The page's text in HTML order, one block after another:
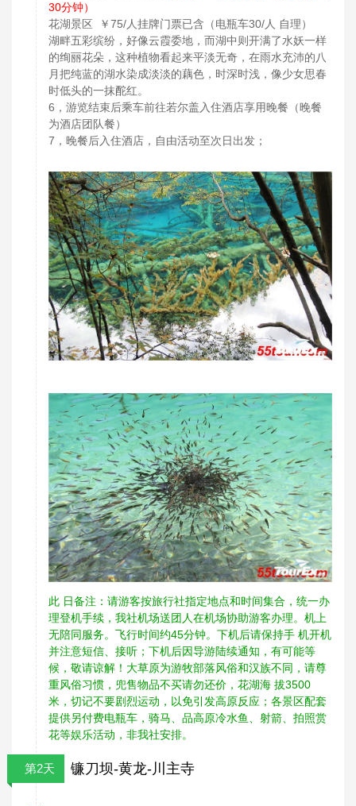
30分钟）
花湖景区 ￥75/人挂牌门票已含（电瓶车30/人 自理）
湖畔五彩缤纷，好像云霞委地，而湖中则开满了水妖一样
的绚丽花朵，这种植物看起来平淡无奇，在雨水充沛的八
月把纯蓝的湖水染成淡淡的藕色，时深时浅，像少女思春
时低头的一抹酡红。
6，游览结束后乘车前往若尔盖入住酒店享用晚餐（晚餐
为酒店团队餐）
7，晚餐后入住酒店，自由活动至次日出发；
此 日备注：请游客按旅行社指定地点和时间集合，统一办
理登机手续，我社机场送团人在机场协助游客办理。机上
无陪同服务。飞行时间约45分钟。下机后请保持手 机开机
并注意短信、接听；下机后因导游陆续通知，有可能等
候，敬请谅解！大草原为游牧部落风俗和汉族不同，请尊
重风俗习惯，兜售物品不买请勿还价，花湖海 拔3500
米，切记不要剧烈运动，以免引发高原反应；各景区配套
提供另付费电瓶车，骑马、品高原冷水鱼、射箭、拍照赏
花等娱乐活动，非我社安排。
第2天 镰刀坝-黄龙-川主寺